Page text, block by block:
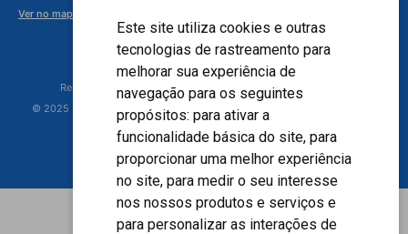
Este site utiliza cookies e outras
tecnologias de rastreamento para
melhorar sua experiência de
navegação para os seguintes
propósitos: para ativar a
funcionalidade básica do site, para
proporcionar uma melhor experiência
no site, para medir o seu interesse
nos nossos produtos e serviços e
para personalizar as interações de
Ver no mapa
Responsável Técnico: Dr. Luiz Antonio Nasi - CREMERS 11217
© 2025 - Hospital Moinhos de Vento - Registro Empresa (CRM-RS): 425